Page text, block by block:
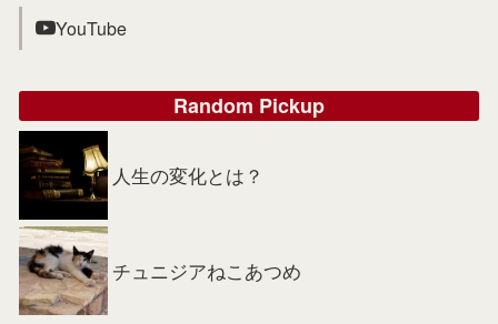
YouTube
Random Pickup
人生の変化とは？
チュニジアねこあつめ